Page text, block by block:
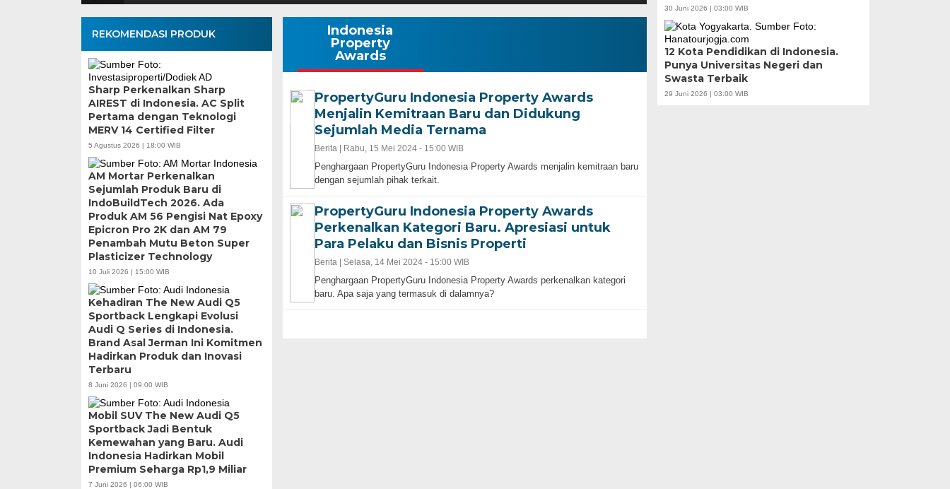
REKOMENDASI PRODUK
Sharp Perkenalkan Sharp
AIREST di Indonesia. AC Split
Pertama dengan Teknologi
MERV 14 Certified Filter
5 Agustus 2026 | 18:00 WIB
AM Mortar Perkenalkan
Sejumlah Produk Baru di
IndoBuildTech 2026. Ada
Produk AM 56 Pengisi Nat Epoxy
Epicron Pro 2K dan AM 79
Penambah Mutu Beton Super
Plasticizer Technology
10 Juli 2026 | 15:00 WIB
Kehadiran The New Audi Q5
Sportback Lengkapi Evolusi
Audi Q Series di Indonesia.
Brand Asal Jerman Ini Komitmen
Hadirkan Produk dan Inovasi
Terbaru
8 Juni 2026 | 09:00 WIB
Mobil SUV The New Audi Q5
Sportback Jadi Bentuk
Kemewahan yang Baru. Audi
Indonesia Hadirkan Mobil
Premium Seharga Rp1,9 Miliar
7 Juni 2026 | 06:00 WIB
Indonesia
Property
Awards
PropertyGuru Indonesia Property Awards
Menjalin Kemitraan Baru dan Didukung
Sejumlah Media Ternama
Berita | Rabu, 15 Mei 2024 - 15:00 WIB
Penghargaan PropertyGuru Indonesia Property Awards menjalin kemitraan baru
dengan sejumlah pihak terkait.
PropertyGuru Indonesia Property Awards
Perkenalkan Kategori Baru. Apresiasi untuk
Para Pelaku dan Bisnis Properti
Berita | Selasa, 14 Mei 2024 - 15:00 WIB
Penghargaan PropertyGuru Indonesia Property Awards perkenalkan kategori
baru. Apa saja yang termasuk di dalamnya?
30 Juni 2026 | 03:00 WIB
12 Kota Pendidikan di Indonesia.
Punya Universitas Negeri dan
Swasta Terbaik
29 Juni 2026 | 03:00 WIB